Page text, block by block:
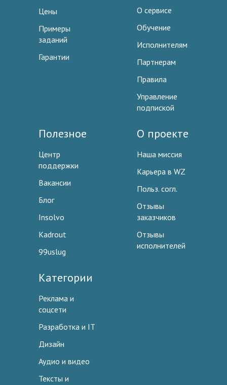
Цены
Примеры
заданий
Гарантии
О сервисе
Обучение
Исполнителям
Партнерам
Правила
Управление
подпиской
Полезное
Центр
поддержки
Вакансии
Блог
Insolvo
Kadrout
99uslug
О проекте
Наша миссия
Карьера в WZ
Польз. согл.
Отзывы
заказчиков
Отзывы
исполнителей
Категории
Реклама и
соцсети
Разработка и IT
Дизайн
Аудио и видео
Тексты и